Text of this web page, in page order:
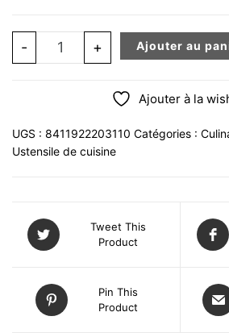
- quantité de Spatule en silicone
+ Ajouter au
Ajouter à la
UGS : 8411922203110 Catégories :
Ustensile de cuisine
Tweet This
Product
Pin This
Product